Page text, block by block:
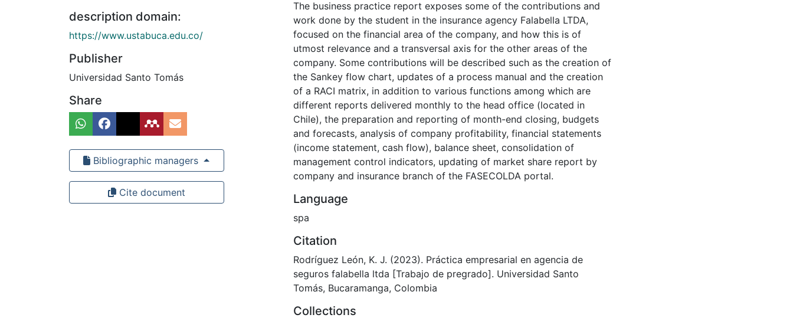
description domain:
https://www.ustabuca.edu.co/
Publisher
Universidad Santo Tomás
Share
Bibliographic managers
Cite document
The business practice report exposes some of the contributions and
work done by the student in the insurance agency Falabella LTDA,
focused on the financial area of the company, and how this is of
utmost relevance and a transversal axis for the other areas of the
company. Some contributions will be described such as the creation of
the Sankey flow chart, updates of a process manual and the creation
of a RACI matrix, in addition to various functions among which are
different reports delivered monthly to the head office (located in
Chile), the preparation and reporting of month-end closing, budgets
and forecasts, analysis of company profitability, financial statements
(income statement, cash flow), balance sheet, consolidation of
management control indicators, updating of market share report by
company and insurance branch of the FASECOLDA portal.
Language
spa
Citation
Rodríguez León, K. J. (2023). Práctica empresarial en agencia de
seguros falabella ltda [Trabajo de pregrado]. Universidad Santo
Tomás, Bucaramanga, Colombia
Collections